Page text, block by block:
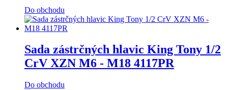
Do obchodu
Sada zástrčných hlavic King Tony 1/2
CrV XZN M6 - M18 4117PR
Do obchodu